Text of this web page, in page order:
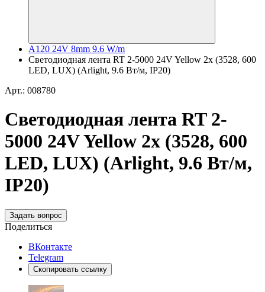
A120 24V 8mm 9.6 W/m
Светодиодная лента RT 2-5000 24V Yellow 2x (3528, 600
LED, LUX) (Arlight, 9.6 Вт/м, IP20)
Арт.: 008780
Светодиодная лента RT 2-
5000 24V Yellow 2x (3528, 600
LED, LUX) (Arlight, 9.6 Вт/м,
IP20)
Задать вопрос
Поделиться
ВКонтакте
Telegram
Скопировать ссылку